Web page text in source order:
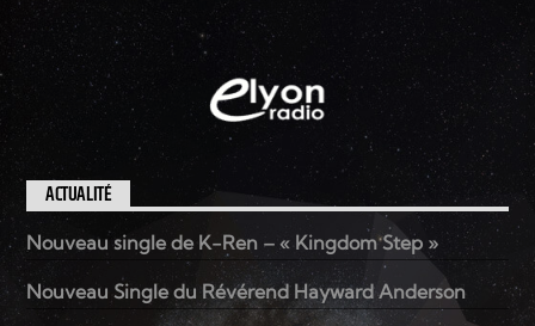
ACTUALITÉ
Nouveau single de K-Ren – « Kingdom Step »
Nouveau Single du Révérend Hayward Anderson